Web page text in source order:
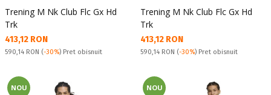
Trening M Nk Club Flc Gx Hd
Trk
Текуща цена:
413,12 RON
Pret obisnuit:
590,14 RON (-30%) Pret obisnuit
Trening M Nk Club Flc Gx Hd
Trk
Текуща цена:
413,12 RON
Pret obisnuit:
590,14 RON (-30%) Pret obisnuit
NOU NOU